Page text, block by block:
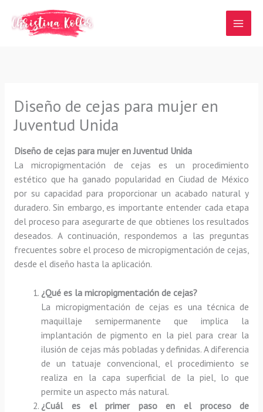
contenido
Diseño de cejas para mujer en
Juventud Unida
Diseño de cejas para mujer en Juventud Unida
La micropigmentación de cejas es un procedimiento
estético que ha ganado popularidad en Ciudad de México
por su capacidad para proporcionar un acabado natural y
duradero. Sin embargo, es importante entender cada etapa
del proceso para asegurarte de que obtienes los resultados
deseados. A continuación, respondemos a las preguntas
frecuentes sobre el proceso de micropigmentación de cejas,
desde el diseño hasta la aplicación.
¿Qué es la micropigmentación de cejas?
La micropigmentación de cejas es una técnica de
maquillaje semipermanente que implica la
implantación de pigmento en la piel para crear la
ilusión de cejas más pobladas y definidas. A diferencia
de un tatuaje convencional, el procedimiento se
realiza en la capa superficial de la piel, lo que
permite un aspecto más natural.
¿Cuál es el primer paso en el proceso de